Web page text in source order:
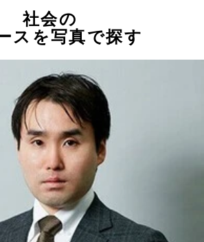
社会の
スを写真で探す